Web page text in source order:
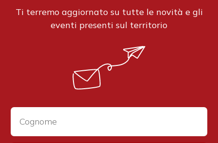
Ti terremo aggiornato su tutte le novità e gli
eventi presenti sul territorio